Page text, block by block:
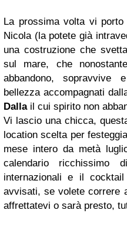
La prossima volta vi
Nicola (la potete già
una costruzione che
sul mare, che
abbandono,
bellezza accompagnati
Dallail cui spirito non
Vi lascio una chicca,
location scelta per
mese intero da metà
calendario
internazionali e il
avvisati, se volete correre
affrettatevi o sarà presto,